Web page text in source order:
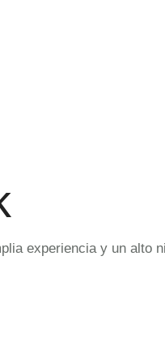
experiencia y un alto